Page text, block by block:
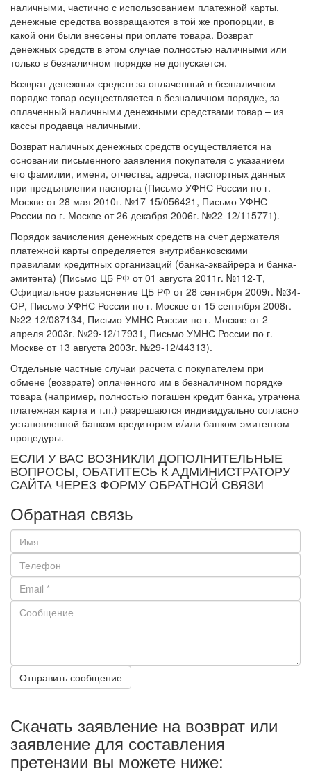
наличными, частично с использованием платежной карты,
денежные средства возвращаются в той же пропорции, в
какой они были внесены при оплате товара. Возврат
денежных средств в этом случае полностью наличными или
только в безналичном порядке не допускается.
Возврат денежных средств за оплаченный в безналичном
порядке товар осуществляется в безналичном порядке, за
оплаченный наличными денежными средствами товар – из
кассы продавца наличными.
Возврат наличных денежных средств осуществляется на
основании письменного заявления покупателя с указанием
его фамилии, имени, отчества, адреса, паспортных данных
при предъявлении паспорта (Письмо УФНС России по г.
Москве от 28 мая 2010г. №17-15/056421, Письмо УФНС
России по г. Москве от 26 декабря 2006г. №22-12/115771).
Порядок зачисления денежных средств на счет держателя
платежной карты определяется внутрибанковскими
правилами кредитных организаций (банка-эквайрера и банка-
эмитента) (Письмо ЦБ РФ от 01 августа 2011г. №112-Т,
Официальное разъяснение ЦБ РФ от 28 сентября 2009г. №34-
ОР, Письмо УФНС России по г. Москве от 15 сентября 2008г.
№22-12/087134, Письмо УМНС России по г. Москве от 2
апреля 2003г. №29-12/17931, Письмо УМНС России по г.
Москве от 13 августа 2003г. №29-12/44313).
Отдельные частные случаи расчета с покупателем при
обмене (возврате) оплаченного им в безналичном порядке
товара (например, полностью погашен кредит банка, утрачена
платежная карта и т.п.) разрешаются индивидуально согласно
установленной банком-кредитором и/или банком-эмитентом
процедуры.
ЕСЛИ У ВАС ВОЗНИКЛИ ДОПОЛНИТЕЛЬНЫЕ
ВОПРОСЫ, ОБАТИТЕСЬ К АДМИНИСТРАТОРУ
САЙТА ЧЕРЕЗ ФОРМУ ОБРАТНОЙ СВЯЗИ
Обратная связь
Отправить сообщение
Скачать заявление на возврат или
заявление для составления
претензии вы можете ниже: